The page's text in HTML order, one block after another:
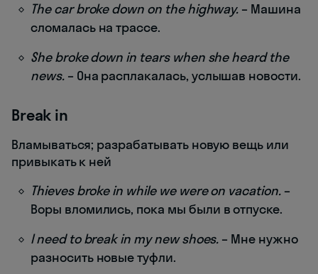
The car broke down on the highway. – Машина
сломалась на трассе.
She broke down in tears when she heard the
news.– Она расплакалась, услышав новости.
Break in
Вламываться; разрабатывать новую вещь или
привыкать к ней
Thieves broke in while we were on vacation.–
Воры вломились, пока мы были в отпуске.
I need to break in my new shoes. – Мне нужно
разносить новые туфли.